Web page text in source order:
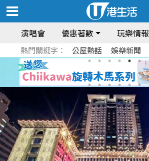
演唱會 優惠著數 玩樂情報
熱門關鍵字： 公屋熱話 娛樂新聞